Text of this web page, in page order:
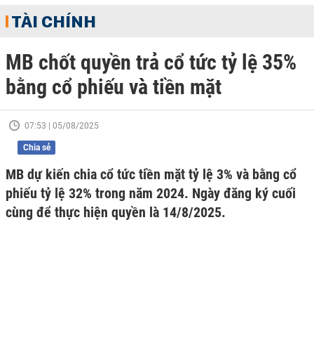
TÀI CHÍNH
MB chốt quyền trả cổ tức tỷ lệ 35%
bằng cổ phiếu và tiền mặt
07:53 | 05/08/2025
Chia sẻ
MB dự kiến chia cổ tức tiền mặt tỷ lệ 3% và bằng cổ
phiếu tỷ lệ 32% trong năm 2024. Ngày đăng ký cuối
cùng để thực hiện quyền là 14/8/2025.